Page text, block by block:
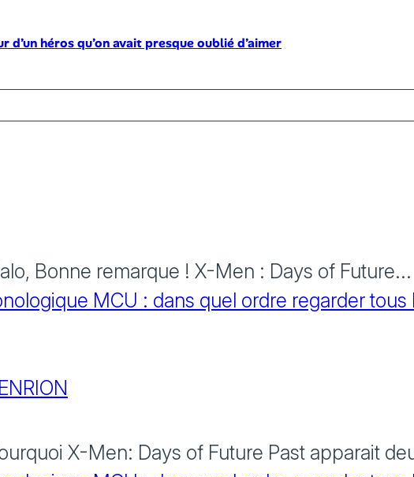
héros qu’on avait presque oublié d’aimer
Bonne remarque ! X-Men : Days of Future...
MCU : dans quel ordre regarder
X-Men: Days of Future Past apparait